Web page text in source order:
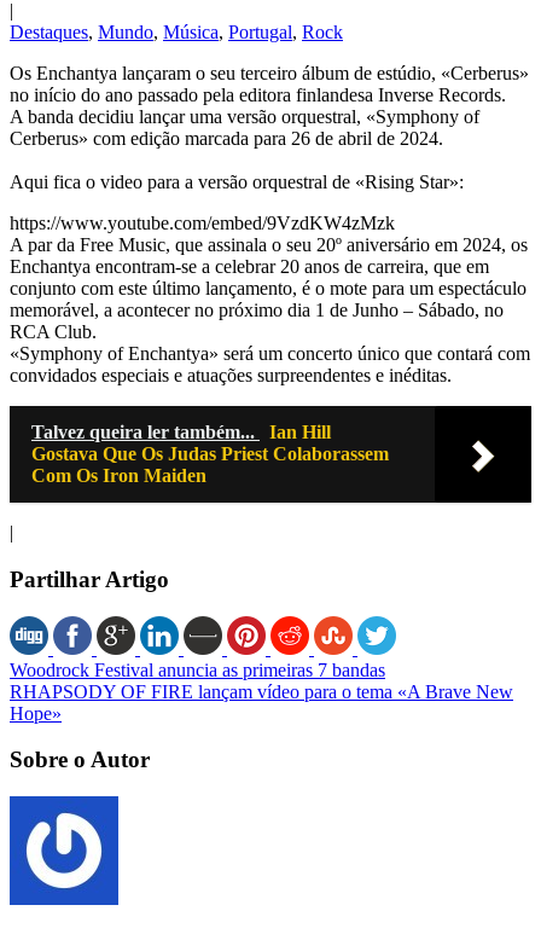
|
Destaques, Mundo, Música, Portugal, Rock
Os Enchantya lançaram o seu terceiro álbum de estúdio, «Cerberus»
no início do ano passado pela editora finlandesa Inverse Records.
A banda decidiu lançar uma versão orquestral, «Symphony of
Cerberus» com edição marcada para 26 de abril de 2024.
Aqui fica o video para a versão orquestral de «Rising Star»:
https://www.youtube.com/embed/9VzdKW4zMzk
A par da Free Music, que assinala o seu 20º aniversário em 2024, os
Enchantya encontram-se a celebrar 20 anos de carreira, que em
conjunto com este último lançamento, é o mote para um espectáculo
memorável, a acontecer no próximo dia 1 de Junho – Sábado, no
RCA Club.
«Symphony of Enchantya» será um concerto único que contará com
convidados especiais e atuações surpreendentes e inéditas.
Talvez queira ler também...
Ian Hill
Gostava Que Os Judas Priest Colaborassem
Com Os Iron Maiden
|
Partilhar Artigo
Woodrock Festival anuncia as primeiras 7 bandas
RHAPSODY OF FIRE lançam vídeo para o tema «A Brave New
Hope»
Sobre o Autor